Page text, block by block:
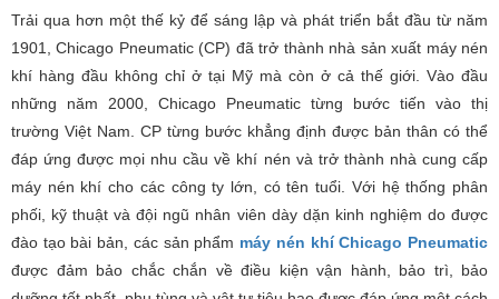
Trải qua hơn một thế kỷ để sáng lập và phát triển bắt đầu từ năm
1901, Chicago Pneumatic (CP) đã trở thành nhà sản xuất máy nén
khí hàng đầu không chỉ ở tại Mỹ mà còn ở cả thế giới. Vào đầu
những năm 2000, Chicago Pneumatic từng bước tiến vào thị
trường Việt Nam. CP từng bước khẳng định được bản thân có thể
đáp ứng được mọi nhu cầu về khí nén và trở thành nhà cung cấp
máy nén khí cho các công ty lớn, có tên tuổi. Với hệ thống phân
phối, kỹ thuật và đội ngũ nhân viên dày dặn kinh nghiệm do được
đào tạo bài bản, các sản phẩm máy nén khí Chicago Pneumatic
được đảm bảo chắc chắn về điều kiện vận hành, bảo trì, bảo